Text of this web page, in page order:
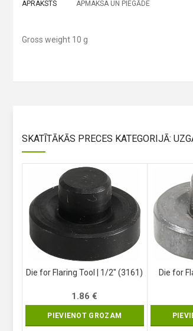
APRAKSTS APMAKSA UN PIEGĀDE
Gross weight 10 g
SKATĪTĀKĀS PRECES KATEGORIJĀ:
Die for Flaring Tool | 1/2″ (3161)
1.86€
PIEVIENOT GROZAM
Die for